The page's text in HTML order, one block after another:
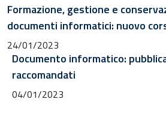
Formazione, gestione e
documenti informatici: nuovo
24/01/2023
Documento informatico:
raccomandati
04/01/2023